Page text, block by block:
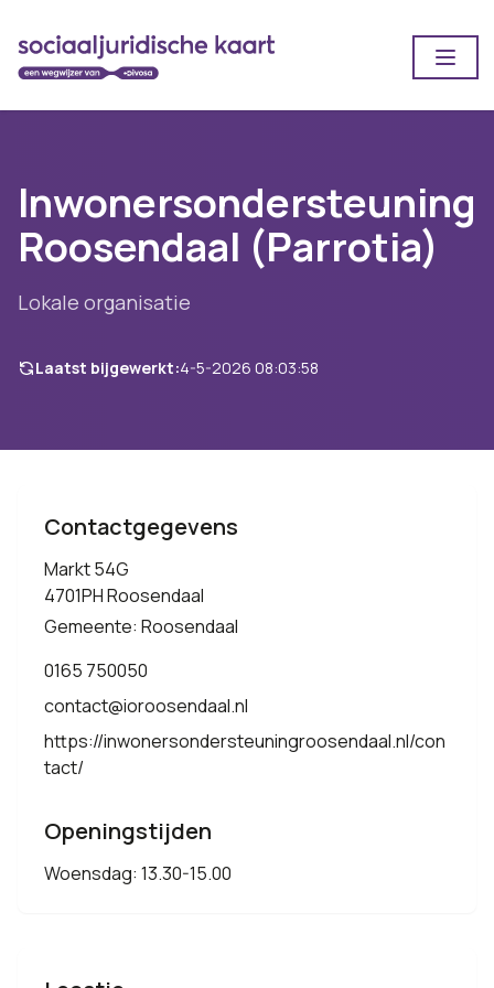
Inwonersondersteuning
Roosendaal (Parrotia)
Lokale organisatie
Laatst bijgewerkt:4-5-2026 08:03:58
Contactgegevens
Markt 54G
4701PH Roosendaal
Gemeente: Roosendaal
0165 750050
contact@ioroosendaal.nl
https://inwonersondersteuningroosendaal.nl/con
tact/
Openingstijden
Woensdag: 13.30-15.00